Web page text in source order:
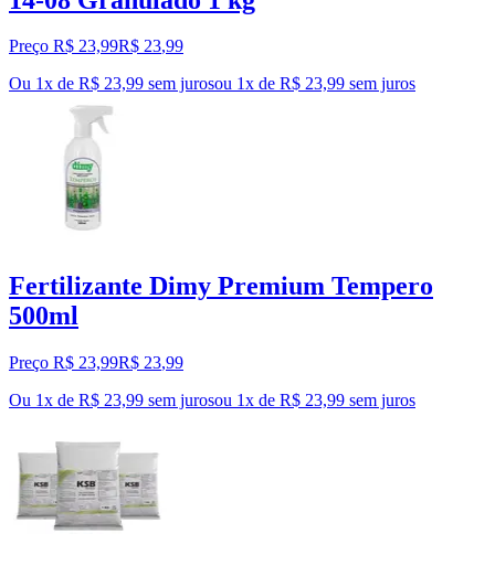
Preço R$ 23,99R$ 23,99
Ou 1x de R$ 23,99 sem jurosou 1x de R$ 23,99 sem juros
Fertilizante Dimy Premium Tempero
500ml
Preço R$ 23,99R$ 23,99
Ou 1x de R$ 23,99 sem jurosou 1x de R$ 23,99 sem juros